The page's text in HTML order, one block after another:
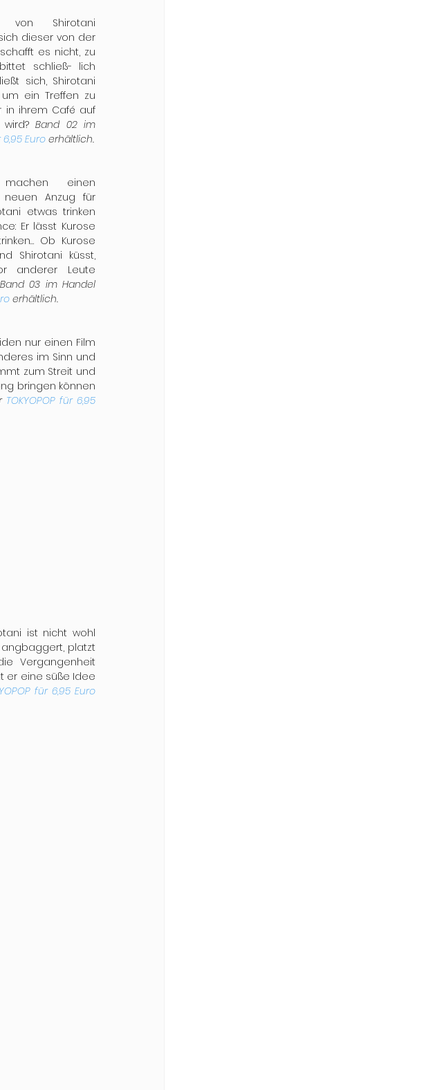
von Shirotani
dieser von der
es nicht, zu
schließ- lich
sich, Shirotani
ein Treffen zu
in ihrem Café auf
wird? Band 02 im
6,95 Euro erhältlich.
einen
neuen Anzug für
etwas trinken
Er lässt Kurose
Ob Kurose
Shirotani küsst,
anderer Leute
Band 03 im Handel
erhältlich.
nur einen Film
im Sinn und
zum Streit und
bringen können
TOKYOPOP für 6,95
ist nicht wohl
platzt
Vergangenheit
er eine süße Idee
für 6,95 Euro